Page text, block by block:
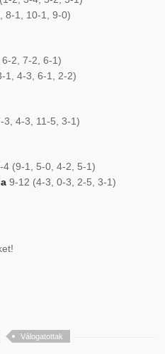
8-1, 10-1, 9-0)
2, 7-2, 6-1)
1, 4-3, 6-1, 2-2)
3, 4-3, 11-5, 3-1)
4 (9-1, 5-0, 4-2, 5-1)
9-12 (4-3, 0-3, 2-5, 3-1)
Válogatottak